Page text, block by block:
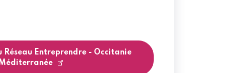
Réseau Entreprendre - Occitanie